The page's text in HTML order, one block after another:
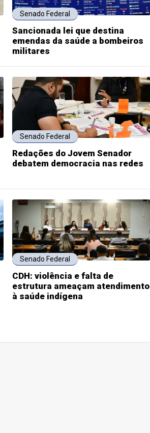
Senado Federal
Sancionada lei que destina
emendas da saúde a bombeiros
militares
Senado Federal
Redações do Jovem Senador
debatem democracia nas redes
Senado Federal
CDH: violência e falta de
estrutura ameaçam atendimento
à saúde indígena